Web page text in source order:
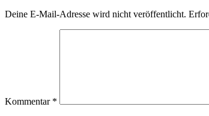
Deine E-Mail-Adresse wird nicht veröffentlicht.
Kommentar *